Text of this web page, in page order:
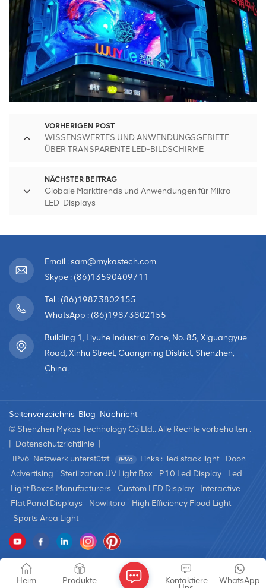
VORHERIGEN POST
WISSENSWERTES UND ANWENDUNGSGEBIETE
ÜBER TRANSPARENTE LED-BILDSCHIRME
NÄCHSTER BEITRAG
Globale Markttrends und Anwendungen für Mikro-
LED-Displays
Email : sam@mykastech.com
Skype : (86)13590409711
Tel : (86)19873802155
WhatsApp : (86)19873802155
Building 1, Liyuhe Industrial Zone, No. 85, Xiguangyue
Road, Xinhu Street, Guangming District, Shenzhen,
China.
Seitenverzeichnis Blog Nachricht
© Shenzhen Mykas Technology Co.Ltd.. Alle Rechte vorbehalten .
Datenschutzrichtlinie
IPv6-Netzwerk unterstützt
Links : led stack light
Dooh
Advertising
Sterilization UV Light Box P10 Led Display
Led
Light Boxes Manufacturers
Custom LED Display
Interactive
Flat Panel Displays
Nowlitpro
High Efficiency Flood Light
Sports Area Light
Heim Produkte WhatsApp
Kontaktiere